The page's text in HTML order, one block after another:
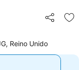
Partilhar
Reino Unido